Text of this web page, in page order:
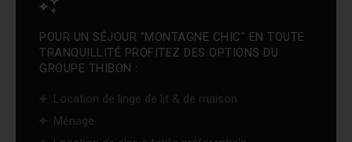
POUR UN SÉJOUR "MONTAGNE CHIC" EN TOUTE
TRANQUILLITÉ PROFITEZ DES OPTIONS DU
GROUPE THIBON :
Location de linge de lit & de maison
Ménage